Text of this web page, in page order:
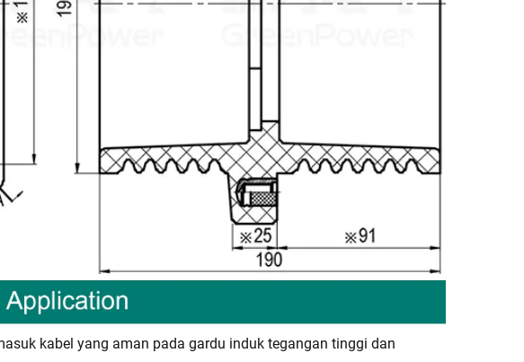
kabel yang aman pada gardu induk tegangan tinggi dan